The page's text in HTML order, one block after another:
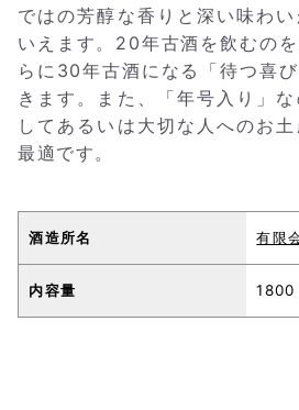
ではの芳醇な香りと深い味わ
いえます。20年古酒を飲むの
らに30年古酒になる「待つ喜
きます。また、「年号入り」
してあるいは大切な人へのお
最適です。
酒造所名 有限
内容量 1800